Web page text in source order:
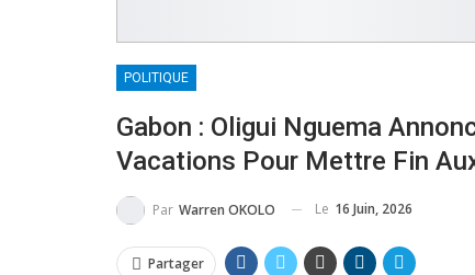
POLITIQUE
Gabon : Oligui Nguema
Vacations Pour Mettre Fin
Par Warren OKOLO Le 16 Juin, 2026
Partager